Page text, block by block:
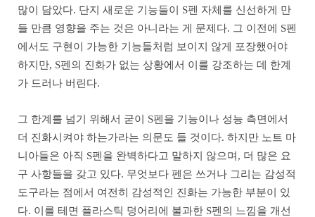
많이 담았다. 단지 새로운 기능들이 S펜 자체를 신선하게 만
들 만큼 영향을 주는 것은 아니라는 게 문제다. 그 이전에 S펜
에서도 구현이 가능한 기능들처럼 보이지 않게 포장했어야
하지만, S펜의 진화가 없는 상황에서 이를 강조하는 데 한계
가 드러나 버린다.
그 한계를 넘기 위해서 굳이 S펜을 기능이나 성능 측면에서
더 진화시켜야 하는가라는 의문도 들 것이다. 하지만 노트 마
니아들은 아직 S펜을 완벽하다고 말하지 않으며, 더 많은 요
구 사항들을 갖고 있다. 무엇보다 펜은 쓰거나 그리는 감성적
도구라는 점에서 여전히 감성적인 진화는 가능한 부분이 있
다. 이를 테면 플라스틱 덩어리에 불과한 S펜의 느낌을 개선